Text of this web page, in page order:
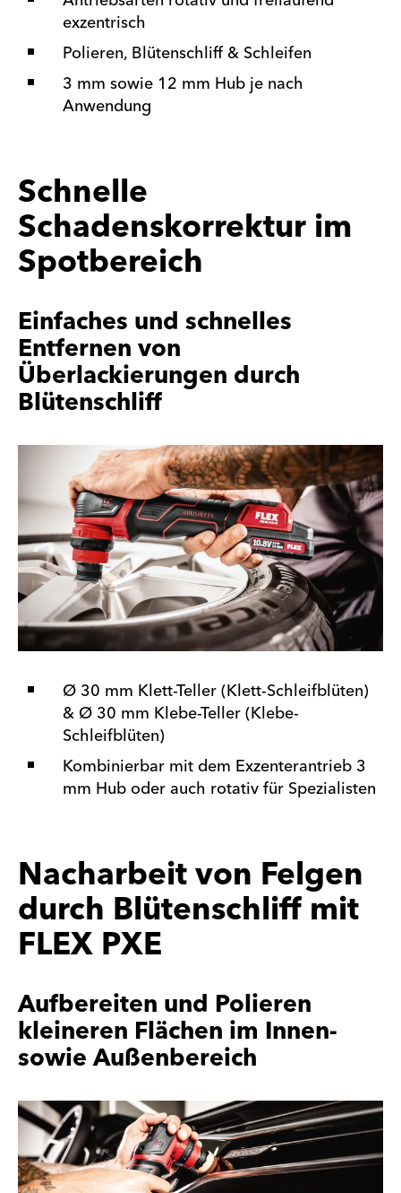
exzentrisch
Polieren, Blütenschliff & Schleifen
3 mm sowie 12 mm Hub je nach
Anwendung
Schnelle
Schadenskorrektur im
Spotbereich
Einfaches und schnelles
Entfernen von
Überlackierungen durch
Blütenschliff
Ø 30 mm Klett-Teller (Klett-Schleifblüten)
& Ø 30 mm Klebe-Teller (Klebe-
Schleifblüten)
Kombinierbar mit dem Exzenterantrieb 3
mm Hub oder auch rotativ für Spezialisten
Nacharbeit von Felgen
durch Blütenschliff mit
FLEX PXE
Aufbereiten und Polieren
kleineren Flächen im Innen-
sowie Außenbereich